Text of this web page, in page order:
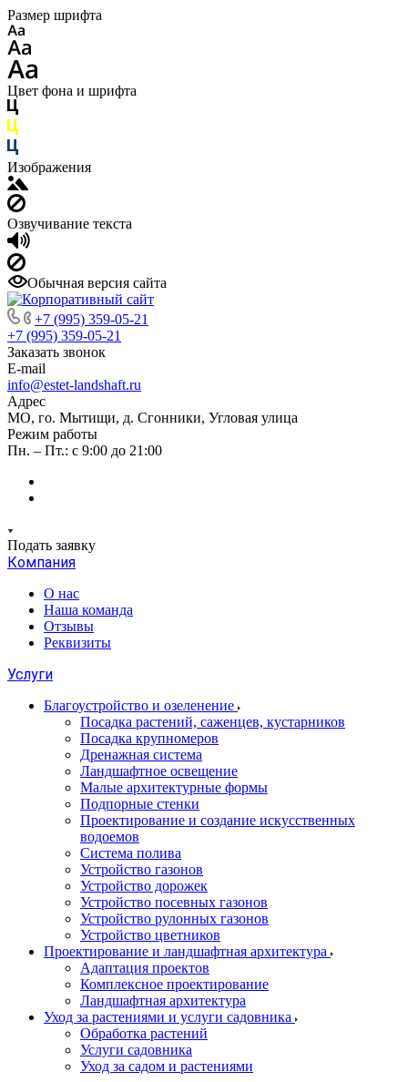
Размер шрифта
Цвет фона и шрифта
Изображения
Озвучивание текста
Обычная версия сайта
+7 (995) 359-05-21
+7 (995) 359-05-21
Заказать звонок
E-mail
info@estet-landshaft.ru
Адрес
МО, го. Мытищи, д. Сгонники, Угловая улица
Режим работы
Пн. – Пт.: с 9:00 до 21:00
Подать заявку
Компания
О нас
Наша команда
Отзывы
Реквизиты
Услуги
Благоустройство и озеленение
Посадка растений, саженцев, кустарников
Посадка крупномеров
Дренажная система
Ландшафтное освещение
Малые архитектурные формы
Подпорные стенки
Проектирование и создание искусственных
водоемов
Система полива
Устройство газонов
Устройство дорожек
Устройство посевных газонов
Устройство рулонных газонов
Устройство цветников
Проектирование и ландшафтная архитектура
Адаптация проектов
Комплексное проектирование
Ландшафтная архитектура
Уход за растениями и услуги садовника
Обработка растений
Услуги садовника
Уход за садом и растениями